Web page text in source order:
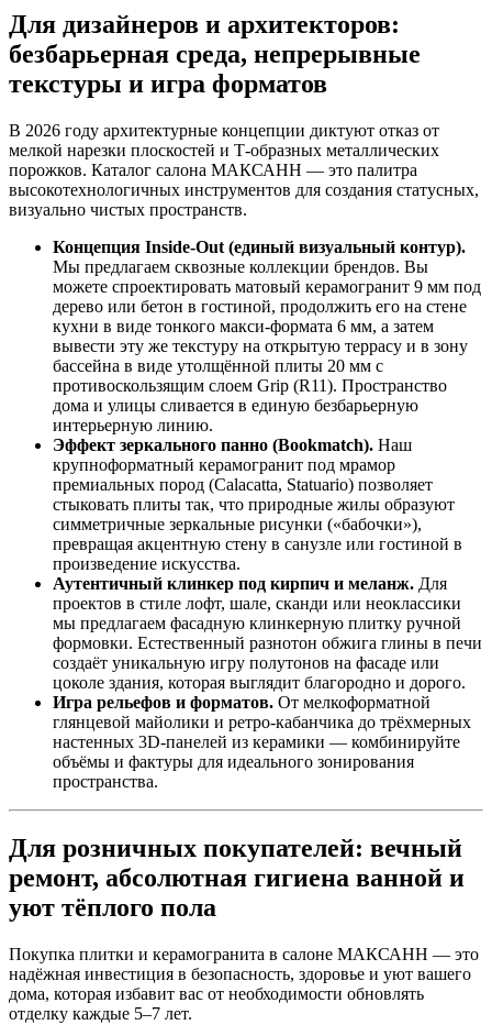
Для дизайнеров и архитекторов:
безбарьерная среда, непрерывные
текстуры и игра форматов
В 2026 году архитектурные концепции диктуют отказ от
мелкой нарезки плоскостей и Т‑образных металлических
порожков. Каталог салона МАКСАНН — это палитра
высокотехнологичных инструментов для создания статусных,
визуально чистых пространств.
Концепция Inside‑Out (единый визуальный контур).
Мы предлагаем сквозные коллекции брендов. Вы
можете спроектировать матовый керамогранит 9 мм под
дерево или бетон в гостиной, продолжить его на стене
кухни в виде тонкого макси‑формата 6 мм, а затем
вывести эту же текстуру на открытую террасу и в зону
бассейна в виде утолщённой плиты 20 мм с
противоскользящим слоем Grip (R11). Пространство
дома и улицы сливается в единую безбарьерную
интерьерную линию.
Эффект зеркального панно (Bookmatch). Наш
крупноформатный керамогранит под мрамор
премиальных пород (Calacatta, Statuario) позволяет
стыковать плиты так, что природные жилы образуют
симметричные зеркальные рисунки («бабочки»),
превращая акцентную стену в санузле или гостиной в
произведение искусства.
Аутентичный клинкер под кирпич и меланж. Для
проектов в стиле лофт, шале, сканди или неоклассики
мы предлагаем фасадную клинкерную плитку ручной
формовки. Естественный разнотон обжига глины в печи
создаёт уникальную игру полутонов на фасаде или
цоколе здания, которая выглядит благородно и дорого.
Игра рельефов и форматов. От мелкоформатной
глянцевой майолики и ретро‑кабанчика до трёхмерных
настенных 3D‑панелей из керамики — комбинируйте
объёмы и фактуры для идеального зонирования
пространства.
Для розничных покупателей: вечный
ремонт, абсолютная гигиена ванной и
уют тёплого пола
Покупка плитки и керамогранита в салоне МАКСАНН — это
надёжная инвестиция в безопасность, здоровье и уют вашего
дома, которая избавит вас от необходимости обновлять
отделку каждые 5–7 лет.